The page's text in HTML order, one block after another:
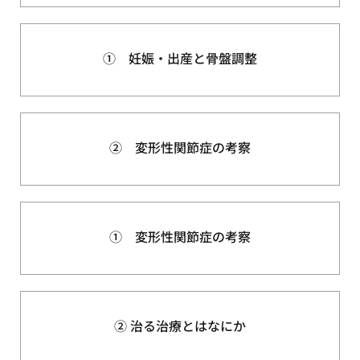
① 妊娠・出産と骨盤調整
② 変形性関節症の考察
① 変形性関節症の考察
② 治る治療とはなにか